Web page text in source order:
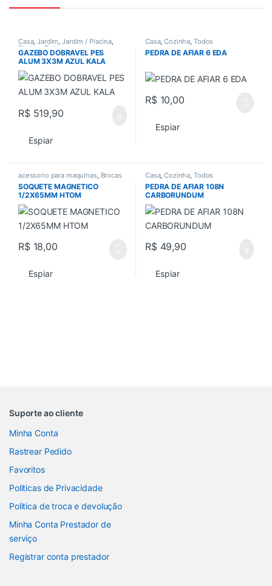
Casa,Jardim,Jardim / Piscina,
Piscina,Todos
GAZEBO DOBRAVEL PES
ALUM 3X3M AZUL KALA
R$519,90
Espiar
Casa,Cozinha, Todos
PEDRA DE AFIAR 6 EDA
R$10,00
Espiar
acessorio para maquinas, Brocas
e Serras,Parafusadeira / furadeira
Todos
SOQUETE MAGNETICO
1/2X65MM HTOM
R$18,00
Espiar
Casa,Cozinha, Todos
PEDRA DE AFIAR 108N
CARBORUNDUM
R$49,90
Espiar
Suporte ao cliente
Minha Conta
Rastrear Pedido
Favoritos
Politicas de Privacidade
Politica de troca e devolução
Minha Conta Prestador de
serviço
Registrar conta prestador